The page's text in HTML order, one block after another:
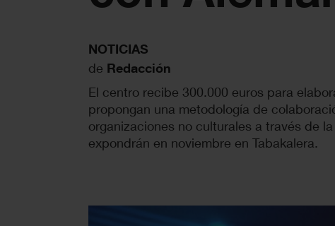
NOTICIAS
de Redacción
El centro recibe 300.000 euros para
propongan una metodología de
organizaciones no culturales a través de
expondrán en noviembre en Tabakalera.